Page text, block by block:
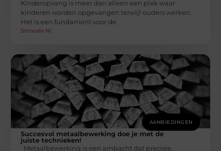
Kinderopvang is meer dan alleen een plek waar
kinderen worden opgevangen terwijl ouders werken.
Het is een fundament voor de
Smoods.nl
AANBIEDINGEN
Succesvol metaalbewerking doe je met de
juiste technieken!
Metaalbewerking is een ambacht dat precisie,